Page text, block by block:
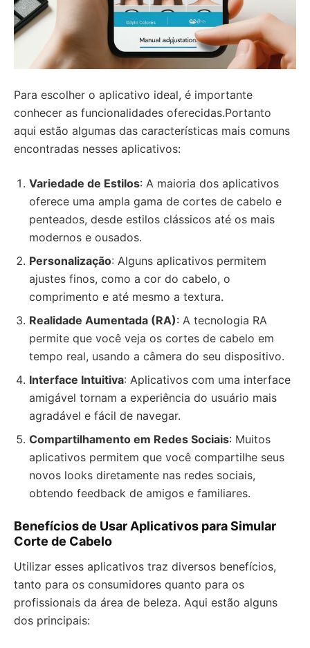
Para escolher o aplicativo ideal, é importante
conhecer as funcionalidades oferecidas.Portanto
aqui estão algumas das características mais comuns
encontradas nesses aplicativos:
Variedade de Estilos: A maioria dos aplicativos
oferece uma ampla gama de cortes de cabelo e
penteados, desde estilos clássicos até os mais
modernos e ousados.
Personalização: Alguns aplicativos permitem
ajustes finos, como a cor do cabelo, o
comprimento e até mesmo a textura.
Realidade Aumentada (RA): A tecnologia RA
permite que você veja os cortes de cabelo em
tempo real, usando a câmera do seu dispositivo.
Interface Intuitiva: Aplicativos com uma interface
amigável tornam a experiência do usuário mais
agradável e fácil de navegar.
Compartilhamento em Redes Sociais: Muitos
aplicativos permitem que você compartilhe seus
novos looks diretamente nas redes sociais,
obtendo feedback de amigos e familiares.
Benefícios de Usar Aplicativos para Simular
Corte de Cabelo
Utilizar esses aplicativos traz diversos benefícios,
tanto para os consumidores quanto para os
profissionais da área de beleza. Aqui estão alguns
dos principais: